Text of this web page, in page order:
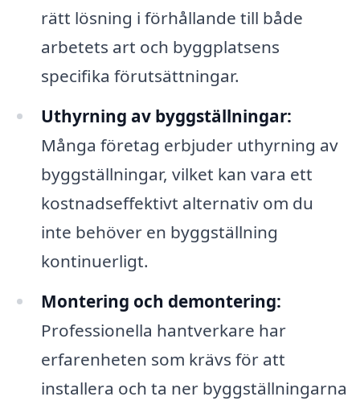
rätt lösning i förhållande till både
arbetets art och byggplatsens
specifika förutsättningar.
Uthyrning av byggställningar:
Många företag erbjuder uthyrning av
byggställningar, vilket kan vara ett
kostnadseffektivt alternativ om du
inte behöver en byggställning
kontinuerligt.
Montering och demontering:
Professionella hantverkare har
erfarenheten som krävs för att
installera och ta ner byggställningarna